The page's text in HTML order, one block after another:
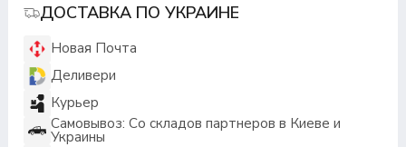
ДОСТАВКА ПО УКРАИНЕ
Новая Почта
Деливери
Курьер
Самовывоз: Со складов партнеров в Киеве и
Украины